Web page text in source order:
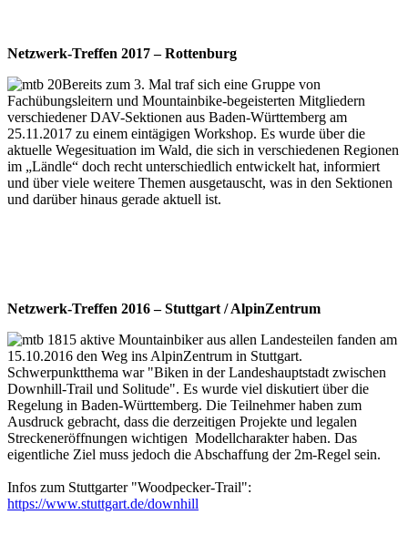
Netzwerk-Treffen 2017 – Rottenburg
Bereits zum 3. Mal traf sich eine Gruppe von
Fachübungsleitern und Mountainbike-begeisterten Mitgliedern
verschiedener DAV-Sektionen aus Baden-Württemberg am
25.11.2017 zu einem eintägigen Workshop. Es wurde über die
aktuelle Wegesituation im Wald, die sich in verschiedenen Regionen
im „Ländle“ doch recht unterschiedlich entwickelt hat, informiert
und über viele weitere Themen ausgetauscht, was in den Sektionen
und darüber hinaus gerade aktuell ist.
Netzwerk-Treffen 2016 – Stuttgart / AlpinZentrum
15 aktive Mountainbiker aus allen Landesteilen fanden am
15.10.2016 den Weg ins AlpinZentrum in Stuttgart.
Schwerpunktthema war "Biken in der Landeshauptstadt zwischen
Downhill-Trail und Solitude". Es wurde viel diskutiert über die
Regelung in Baden-Württemberg. Die Teilnehmer haben zum
Ausdruck gebracht, dass die derzeitigen Projekte und legalen
Streckeneröffnungen wichtigen Modellcharakter haben. Das
eigentliche Ziel muss jedoch die Abschaffung der 2m-Regel sein.
Infos zum Stuttgarter "Woodpecker-Trail":
https://www.stuttgart.de/downhill